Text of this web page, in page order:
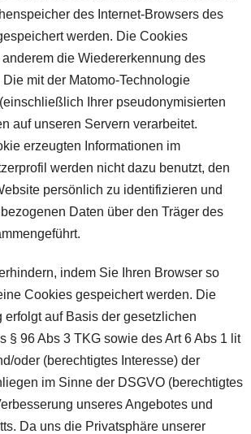
des Internet-Browsers des
werden. Die Cookies
die Wiedererkennung des
Die mit der Matomo-Technologie
Ihrer pseudonymisierten
auf unseren Servern verarbeitet.
erzeugten Informationen im
werden nicht dazu benutzt, den
persönlich zu identifizieren und
Daten über den Träger des
indem Sie Ihren Browser so
Cookies gespeichert werden. Die
erfolgt auf Basis der gesetzlichen
§ 96 Abs 3 TKG sowie des Art 6 Abs 1 lit
oder (berechtigtes Interesse) der
im Sinne der DSGVO (berechtigtes
unseres Angebotes und
Da uns die Privatsphäre unserer